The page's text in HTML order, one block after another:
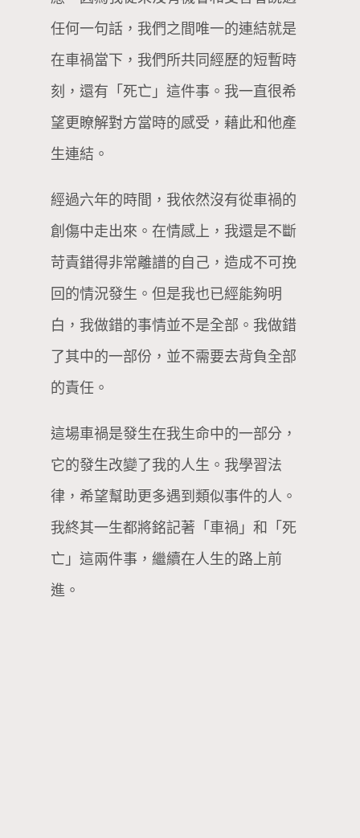
任何一句話，我們之間唯一的連結就是
在車禍當下，我們所共同經歷的短暫時
刻，還有「死亡」這件事。我一直很希
望更瞭解對方當時的感受，藉此和他產
生連結。
經過六年的時間，我依然沒有從車禍的
創傷中走出來。在情感上，我還是不斷
苛責錯得非常離譜的自己，造成不可挽
回的情況發生。但是我也已經能夠明
白，我做錯的事情並不是全部。我做錯
了其中的一部份，並不需要去背負全部
的責任。
這場車禍是發生在我生命中的一部分，
它的發生改變了我的人生。我學習法
律，希望幫助更多遇到類似事件的人。
我終其一生都將銘記著「車禍」和「死
亡」這兩件事，繼續在人生的路上前
進。